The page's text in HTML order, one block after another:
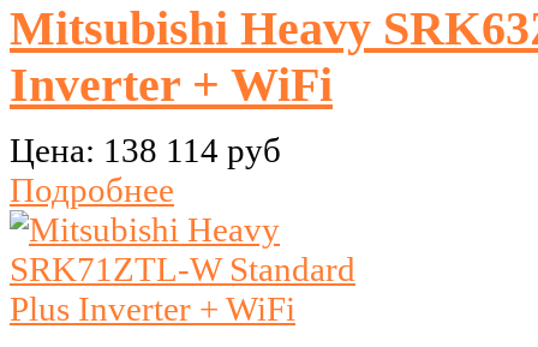
Mitsubishi Heavy
Inverter + WiFi
Цена: 138 114 руб
Подробнее